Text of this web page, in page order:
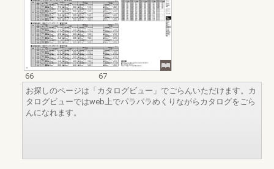
66
67
お探しのページは「カタログビュー」でごらんいただけます。カ
タログビューではweb上でパラパラめくりながらカタログをごら
んになれます。